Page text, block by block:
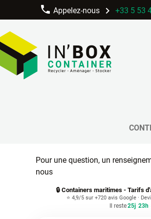
phone Appelez-nous chevron_right +33 5 53
Contactez-nous
Pour une question, un
nous
🔒 Containers maritimes - Tarifs
⭐ 4,9/5 sur +720 avis Google ·
Il reste25j 23h